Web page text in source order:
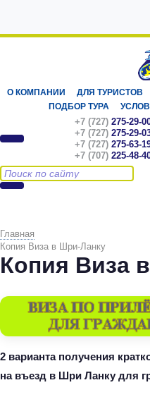
О КОМПАНИИ ДЛЯ ТУРИСТОВ
ПОДБОР ТУРА
+7 (727) 275-29-
+7 (727) 275-29-
+7 (727) 275-63-
+7 (707) 225-48-
Главная
Копия Виза в Шри-Ланку
Копия Виза
2 варианта получения
на въезд в Шри Ланку для